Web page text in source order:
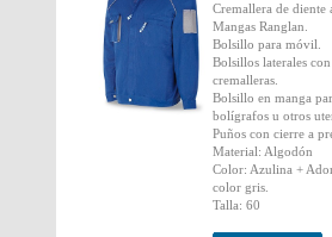
Cremallera de diente
Mangas Ranglan.
Bolsillo para móvil.
Bolsillos laterales con
cremalleras.
Bolsillo en manga
bolígrafos u otros
Puños con cierre a
Material: Algodón
Color: Azulina +
color gris.
Talla: 60